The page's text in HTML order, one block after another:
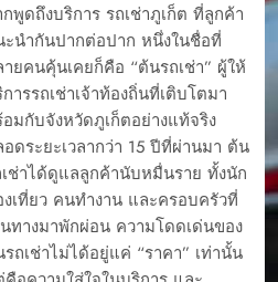
พูดถึงบริการ รถเช่าภูเก็ต ที่ลูกค้า
ะนำกันปากต่อปาก หนึ่งในชื่อที่
ยคนคุ้นเคยก็คือ “ต้นรถเช่า” ผู้ให้
ารรถเช่าเจ้าท้องถิ่นที่เติบโตมา
มกับจังหวัดภูเก็ตอย่างแท้จริง
ดระยะเวลากว่า 15 ปีที่ผ่านมา ต้น
เช่าได้ดูแลลูกค้านับหมื่นราย ทั้งนัก
เที่ยว คนทำงาน และครอบครัวที่
ทางมาพักผ่อน ความโดดเด่นของ
ถเช่าไม่ได้อยู่แค่ “ราคา” เท่านั้น